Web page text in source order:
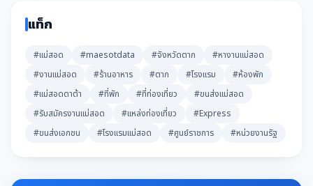
แท็ก
#แม่สอด #maesotdata #จังหวัดตาก
#หางานแม่สอด
#งานแม่สอด
#ร้านอาหาร #ตาก #โรงแรม
#ห้องพัก
#แม่สอดดาต้า
#ที่พัก #ที่ท่องเที่ยว
#ขนส่งแม่สอด
#รับสมัครงานแม่สอด
#แหล่งท่องเที่ยว
#Express
#ขนส่งเอกชน
#โรงแรมแม่สอด #ศูนย์ราชการ #หน่วยงานรัฐ